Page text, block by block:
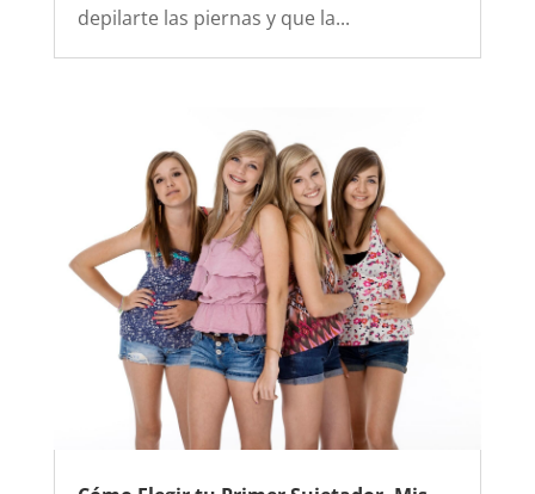
depilarte las piernas y que la...